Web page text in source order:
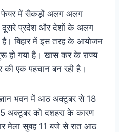
फेयर में सैकड़ों अलग अलग
दूसरे प्रदेश और देशों के अलग
है।बिहार में इस तरह के आयोजन
हो गया है। खास कर के राज्य
की एक पहचान बन रही है।
भवन में आठ अक्टूबर से 18
अक्टूबर को दशहरा के कारण
मेला सुबह 11 बजे से रात आठ